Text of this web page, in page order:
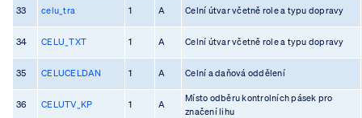
33 celu_tra 1 A Celní útvar včetně role a typu dopravy
34 CELU_TXT 1 A Celní útvar včetně role a typu dopravy
35 CELUCELDAN 1 A Celní a daňová oddělení
36 CELUTV_KP 1 A
Místo odběru kontrolních pásek pro
značení lihu